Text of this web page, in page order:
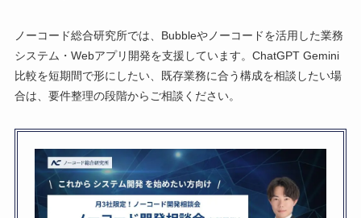
ノーコード総合研究所では、Bubbleやノーコードを活用した業務
システム・Webアプリ開発を支援しています。ChatGPT Gemini
比較を短期間で形にしたい、既存業務に合う構成を相談したい場
合は、要件整理の段階からご相談ください。